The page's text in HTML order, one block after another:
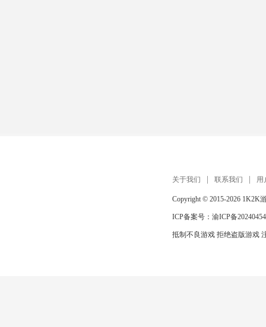
关于我们 联系我们 用
Copyright © 2015-2026 1K2K
ICP备案号： 渝ICP备
抵制不良游戏 拒绝盗版游戏